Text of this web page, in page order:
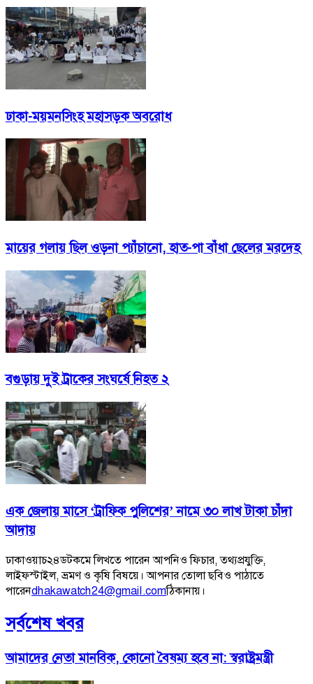
ঢাকা-ময়মনসিংহ মহাসড়ক অবরোধ
মায়ের গলায় ছিল ওড়না প্যাঁচানো, হাত-পা বাঁধা ছেলের মরদেহ
বগুড়ায় দুই ট্রাকের সংঘর্ষে নিহত ২
এক জেলায় ‌মাসে ‘ট্রাফিক পুলিশের’ নামে ৩০ লাখ টাকা চাঁদা
আদায়
ঢাকাওয়াচ২৪ডটকমে লিখতে পারেন আপনিও ফিচার, তথ্যপ্রযুক্তি,
লাইফস্টাইল, ভ্রমণ ও কৃষি বিষয়ে। আপনার তোলা ছবিও পাঠাতে
পারেনdhakawatch24@gmail.comঠিকানায়।
সর্বশেষ খবর
আমাদের নেতা মানবিক, কোনো বৈষম্য হবে না: স্বরাষ্ট্রমন্ত্রী